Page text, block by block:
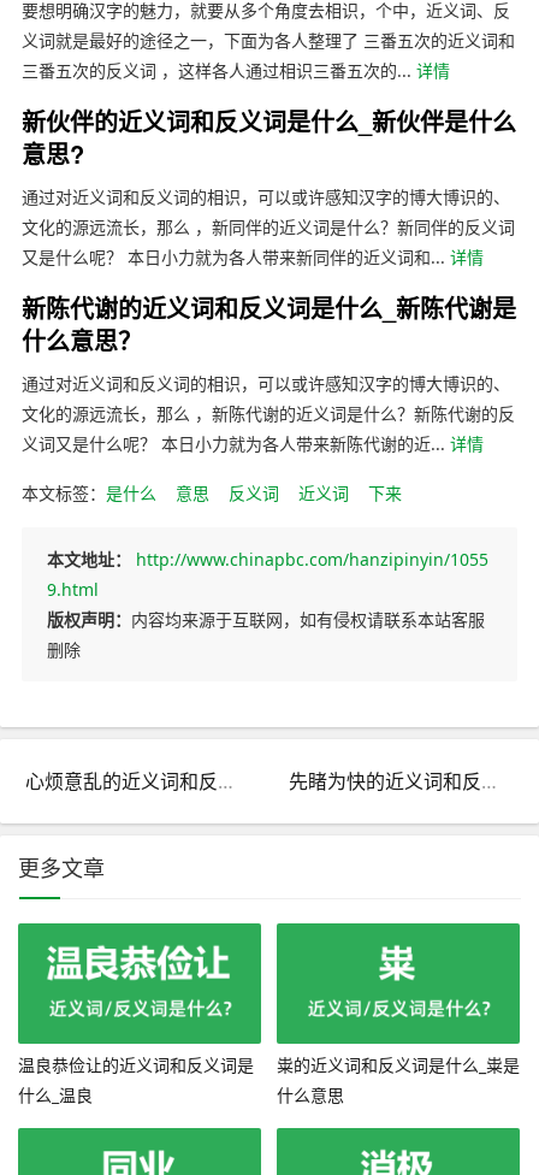
要想明确汉字的魅力，就要从多个角度去相识，个中，近义词、反
义词就是最好的途径之一，下面为各人整理了 三番五次的近义词和
三番五次的反义词 ，这样各人通过相识三番五次的... 详情
新伙伴的近义词和反义词是什么_新伙伴是什么
意思?
通过对近义词和反义词的相识，可以或许感知汉字的博大博识的、
文化的源远流长，那么 ，新同伴的近义词是什么？新同伴的反义词
又是什么呢？ 本日小力就为各人带来新同伴的近义词和... 详情
新陈代谢的近义词和反义词是什么_新陈代谢是
什么意思？
通过对近义词和反义词的相识，可以或许感知汉字的博大博识的、
文化的源远流长，那么 ，新陈代谢的近义词是什么？新陈代谢的反
义词又是什么呢？ 本日小力就为各人带来新陈代谢的近... 详情
本文标签： 是什么 意思 反义词 近义词 下来
本文地址：
http://www.chinapbc.com/hanzipinyin/1055
9.html
版权声明： 内容均来源于互联网，如有侵权请联系本站客服
删除
心烦意乱的近义词和反义词是什么_心烦意乱是什么意思? 先睹为快的近义词和反义词是什么_先睹为快是什么意思?
更多文章
温良恭俭让的近义词和反义词是
什么_温良
粜的近义词和反义词是什么_粜是
什么意思